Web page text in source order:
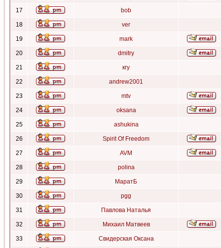
17 bob
18 ver
19 mark
20 dmitry
21 кгу
22 andrew2001
23 mtv
24 oksana
25 ashukina
26 Spirit Of Freedom
27 AVM
28 polina
29 МаратБ
30 pgg
31 Павлова Наталья
32 Михаил Матвеев
33 Свидерская Оксана